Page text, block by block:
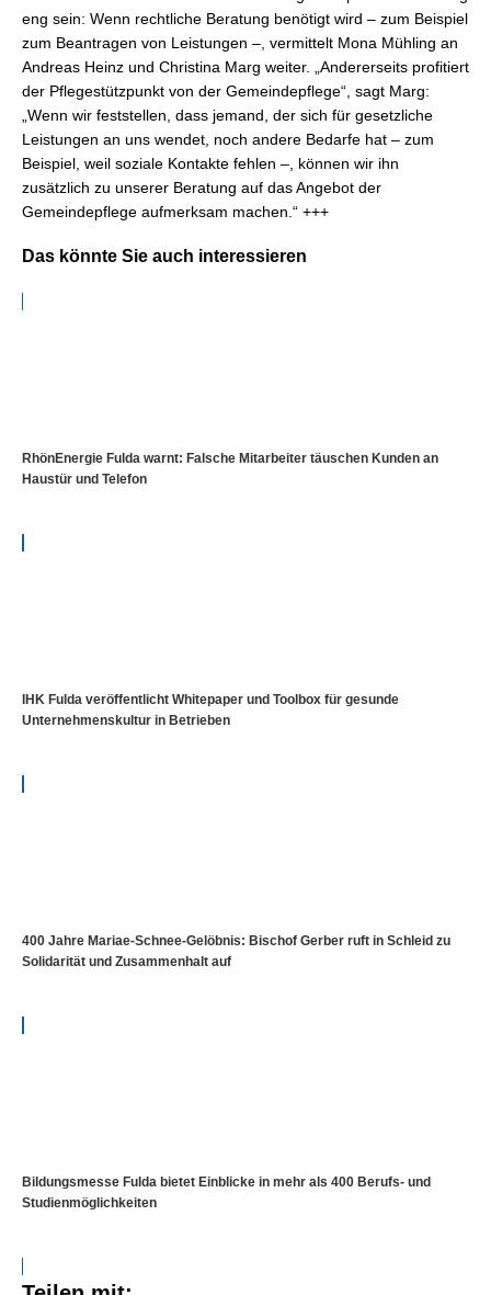
eng sein: Wenn rechtliche Beratung benötigt wird – zum Beispiel
zum Beantragen von Leistungen –, vermittelt Mona Mühling an
Andreas Heinz und Christina Marg weiter. „Andererseits profitiert
der Pflegestützpunkt von der Gemeindepflege“, sagt Marg:
„Wenn wir feststellen, dass jemand, der sich für gesetzliche
Leistungen an uns wendet, noch andere Bedarfe hat – zum
Beispiel, weil soziale Kontakte fehlen –, können wir ihn
zusätzlich zu unserer Beratung auf das Angebot der
Gemeindepflege aufmerksam machen.“ +++
Das könnte Sie auch interessieren
RhönEnergie Fulda warnt: Falsche Mitarbeiter täuschen Kunden an
Haustür und Telefon
IHK Fulda veröffentlicht Whitepaper und Toolbox für gesunde
Unternehmenskultur in Betrieben
400 Jahre Mariae-Schnee-Gelöbnis: Bischof Gerber ruft in Schleid zu
Solidarität und Zusammenhalt auf
Bildungsmesse Fulda bietet Einblicke in mehr als 400 Berufs- und
Studienmöglichkeiten